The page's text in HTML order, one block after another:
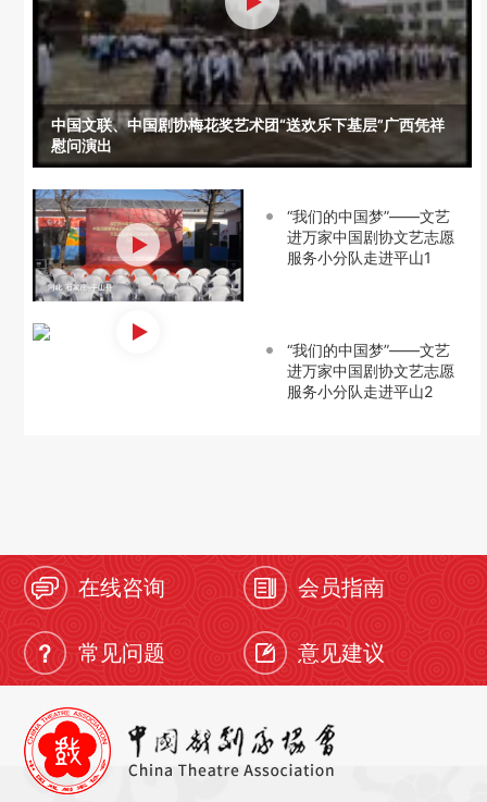
中国文联、中国剧协梅花奖艺术团“送欢乐下基层”广西凭祥
慰问演出
“我们的中国梦”——文艺
进万家中国剧协文艺志愿
服务小分队走进平山1
“我们的中国梦”——文艺
进万家中国剧协文艺志愿
服务小分队走进平山2
在线咨询 会员指南
常见问题 意见建议